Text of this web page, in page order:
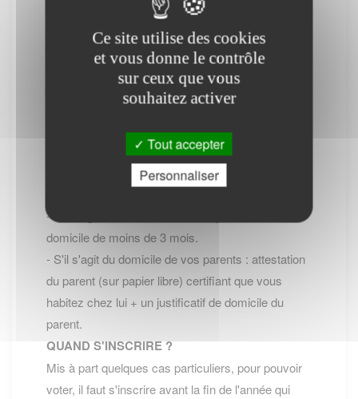
COMMENT S'INSCRIRE ?
- Soit en se rendant à la Mairie avec les pieces
- Soit en ligne Inscription en ligne sur les listes
électorales (site service-public.fr)
PIECES à FOURNIR ?
- Formulaire de demande
- Carte d'identité ou passeport valide
- S'il s'agit de votre domicile : un justificatif de
domicile de moins de 3 mois.
- S'il s'agit du domicile de vos parents : attestation
du parent (sur papier libre) certifiant que vous
habitez chez lui + un justificatif de domicile du
parent.
QUAND S'INSCRIRE ?
Mis à part quelques cas particuliers, pour pouvoir
voter, il faut s'inscrire avant la fin de l'année qui
Ce site utilise des cookies
et vous donne le contrôle
sur ceux que vous
souhaitez activer
Tout accepter
Personnaliser